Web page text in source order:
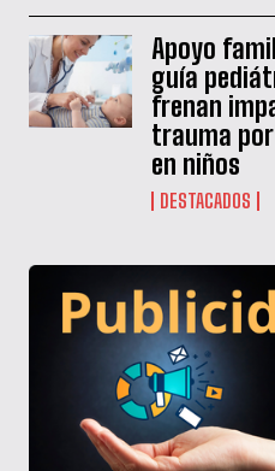
Apoyo
guía
frenan
trauma
en niños
DESTACADOS